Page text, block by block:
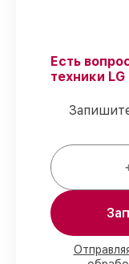
работы по
Мы
80%
Есть
техники LG